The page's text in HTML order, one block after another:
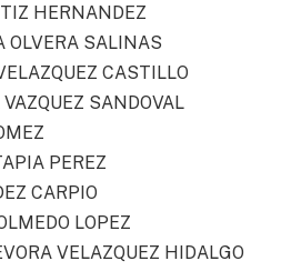
HERNANDEZ
OLVERA SALINAS
CASTILLO
SANDOVAL
PEREZ
CARPIO
LOPEZ
VELAZQUEZ HIDALGO